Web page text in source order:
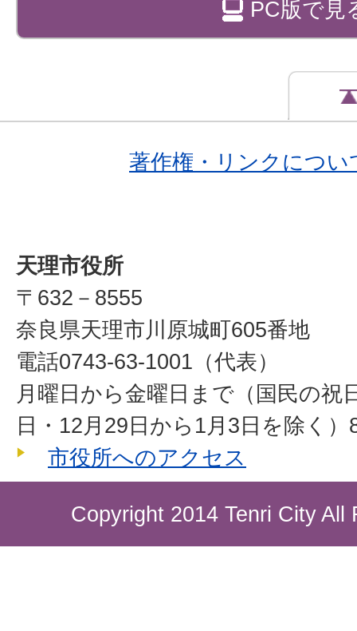
PC版で見
著作権・リンクについ
天理市役所
〒632－8555
奈良県天理市川原城町605番地
電話0743-63-1001（代表）
月曜日から金曜日まで（国民の祝
日・12月29日から1月3日を除く
市役所へのアクセス
Copyright 2014 Tenri City All